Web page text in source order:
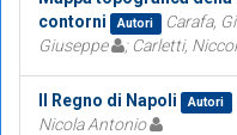
contorni
Autori Carafa,
Giuseppe
; Carletti,
Il Regno di Napoli Autori
Nicola Antonio